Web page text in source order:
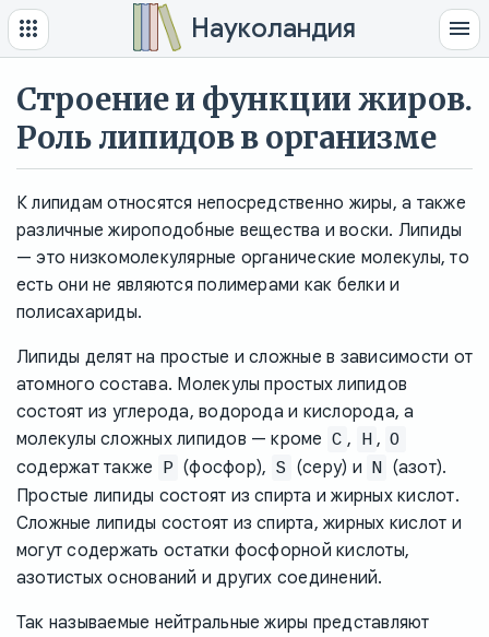
Науколандия
Строение и функции жиров.
Роль липидов в организме
К липидам относятся непосредственно жиры, а также
различные жироподобные вещества и воски. Липиды
— это низкомолекулярные органические молекулы, то
есть они не являются полимерами как белки и
полисахариды.
Липиды делят на простые и сложные в зависимости от
атомного состава. Молекулы простых липидов
состоят из углерода, водорода и кислорода, а
молекулы сложных липидов — кроме C , H , O
содержат также P (фосфор), S (серу) и N
(азот).
Простые липиды состоят из спирта и жирных кислот.
Сложные липиды состоят из спирта, жирных кислот и
могут содержать остатки фосфорной кислоты,
азотистых оснований и других соединений.
Так называемые нейтральные жиры представляют